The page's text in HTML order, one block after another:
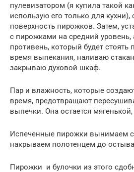
пулевизатором (я купила такой
использую его только для кухни),
поверхность пирожков. Затем,
с пирожками на средний уровень,
противень, который будет
время выпекания, наливаю
закрываю духовой шкаф.
Пар и влажность, которые
время, предотвращают
выпечки. Она остается
Испеченные пирожки вынимаем с
накрываем полотенцем до
Пирожки и булочки из этого